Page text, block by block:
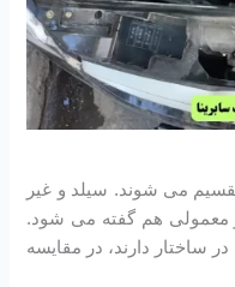
می شوند. سیلد و غیر
و معمولی هم گفته می شود.
در ساختار دارند، در مقایسه